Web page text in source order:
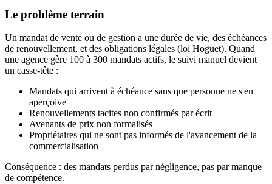
Le problème terrain
Un mandat de vente ou de gestion a une durée de vie, des échéances
de renouvellement, et des obligations légales (loi Hoguet). Quand
une agence gère 100 à 300 mandats actifs, le suivi manuel devient
un casse-tête :
Mandats qui arrivent à échéance sans que personne ne s'en
aperçoive
Renouvellements tacites non confirmés par écrit
Avenants de prix non formalisés
Propriétaires qui ne sont pas informés de l'avancement de la
commercialisation
Conséquence : des mandats perdus par négligence, pas par manque
de compétence.